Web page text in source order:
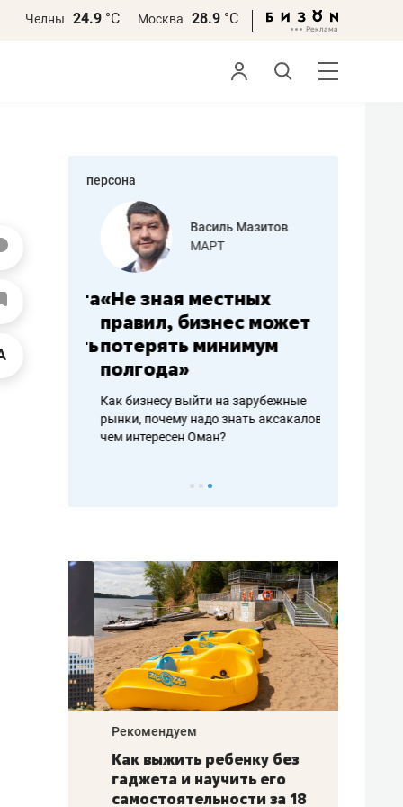
Челны 24.9 °С Москва 28.9 °С
персона
работа
Василь Мазитов
МАРТ
«Не зная местных
правил, бизнес может
потерять минимум
полгода»
Как бизнесу выйти на зарубежные
рынки, почему надо знать аксакалов и
чем интересен Оман?
Рекомендуем
Как выжить ребенку без
гаджета и научить его
самостоятельности за 18